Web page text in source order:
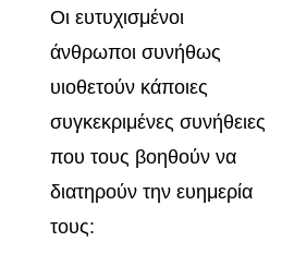
Οι ευτυχισμένοι
άνθρωποι συνήθως
υιοθετούν κάποιες
συγκεκριμένες συνήθειες
που τους βοηθούν να
διατηρούν την ευημερία
τους: